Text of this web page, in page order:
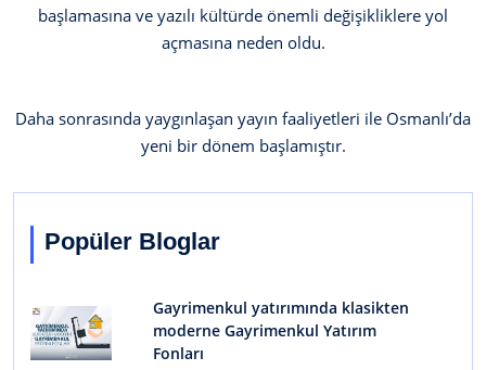
başlamasına ve yazılı kültürde önemli değişikliklere yol
açmasına neden oldu.
Daha sonrasında yaygınlaşan yayın faaliyetleri ile Osmanlı’da
yeni bir dönem başlamıştır.
Popüler Bloglar
Gayrimenkul yatırımında klasikten
moderne Gayrimenkul Yatırım
Fonları